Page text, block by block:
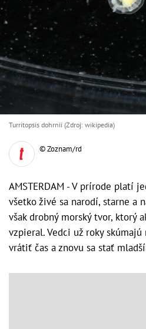
Turritopsis dohrnii (Zdroj: wikipedia)
© Zoznam/rd
AMSTERDAM - V prírode platí
všetko živé sa narodí, starne a
však drobný morský tvor, ktorý
vzpieral. Vedci už roky
vrátiť čas a znovu sa stať